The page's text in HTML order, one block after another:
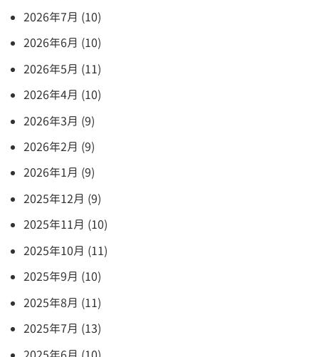
2026年7月 (10)
2026年6月 (10)
2026年5月 (11)
2026年4月 (10)
2026年3月 (9)
2026年2月 (9)
2026年1月 (9)
2025年12月 (9)
2025年11月 (10)
2025年10月 (11)
2025年9月 (10)
2025年8月 (11)
2025年7月 (13)